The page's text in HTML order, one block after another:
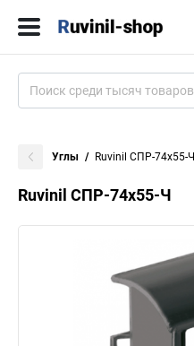
Углы Ruvinil СПР-74х55-Ч
Ruvinil СПР-74х55-Ч